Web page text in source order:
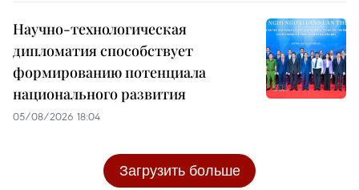
Научно-технологическая
дипломатия способствует
формированию потенциала
национального развития
05/08/2026 18:04
Загрузить больше